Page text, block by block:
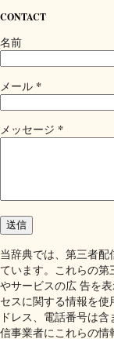
CONTACT
名前
メール *
メッセージ *
当辞典では、第三者
ています。これらの
やサービスの広 告を
セスに関する情報を
ドレス、電話番号は
信事業者にこれらの情